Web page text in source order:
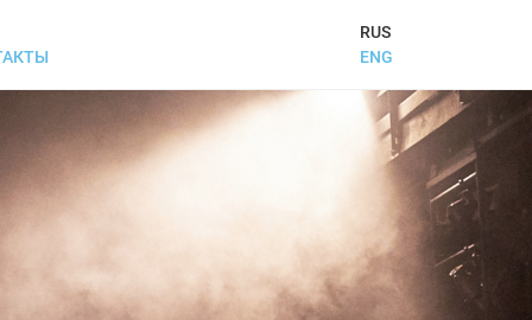
RUS
ENG